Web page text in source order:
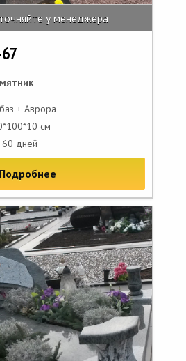
у менеджера
+ Аврора
см
60 дней
Подробнее